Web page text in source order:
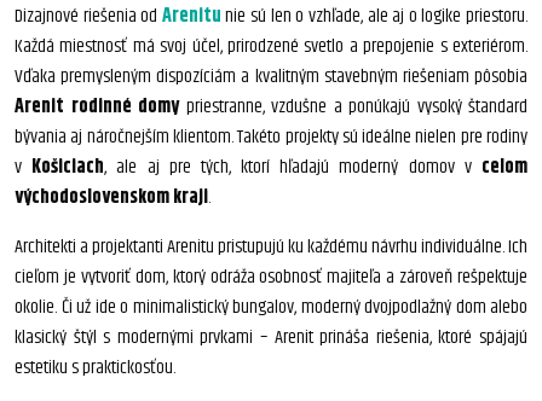
Dizajnové riešenia od Arenitunie sú len o vzhľade, ale aj o logike priestoru.
Každá miestnosť má svoj účel, prirodzené svetlo a prepojenie s exteriérom.
Vďaka premysleným dispozíciám a kvalitným stavebným riešeniam pôsobia
Arenit rodinné domypriestranne, vzdušne a ponúkajú vysoký štandard
bývania aj náročnejším klientom. Takéto projekty sú ideálne nielen pre rodiny
v Košiciach, ale aj pre tých, ktorí hľadajú moderný domov v celom
východoslovenskom kraji.
Architekti a projektanti Arenitu pristupujú ku každému návrhu individuálne. Ich
cieľom je vytvoriť dom, ktorý odráža osobnosť majiteľa a zároveň rešpektuje
okolie. Či už ide o minimalistický bungalov, moderný dvojpodlažný dom alebo
klasický štýl s modernými prvkami – Arenit prináša riešenia, ktoré spájajú
estetiku s praktickosťou.